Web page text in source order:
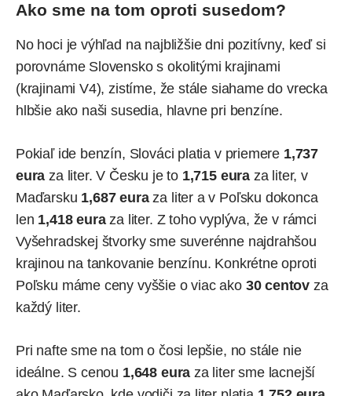
Ako sme na tom oproti susedom?
No hoci je výhľad na najbližšie dni pozitívny, keď si
porovnáme Slovensko s okolitými krajinami
(krajinami V4), zistíme, že stále siahame do vrecka
hlbšie ako naši susedia, hlavne pri benzíne.
Pokiaľ ide benzín, Slováci platia v priemere 1,737
eura za liter. V Česku je to1,715 eura za liter, v
Maďarsku 1,687 euraza liter a v Poľsku dokonca
len 1,418 euraza liter. Z toho vyplýva, že v rámci
Vyšehradskej štvorky sme suverénne najdrahšou
krajinou na tankovanie benzínu. Konkrétne oproti
Poľsku máme ceny vyššie o viac ako 30 centov za
každý liter.
Pri nafte sme na tom o čosi lepšie, no stále nie
ideálne. S cenou 1,648 eura za liter sme lacnejší